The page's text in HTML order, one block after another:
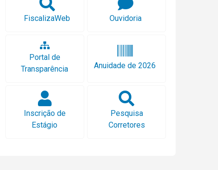
FiscalizaWeb Ouvidoria
Portal de
Transparência
Anuidade de 2026
Inscrição de
Estágio
Pesquisa
Corretores